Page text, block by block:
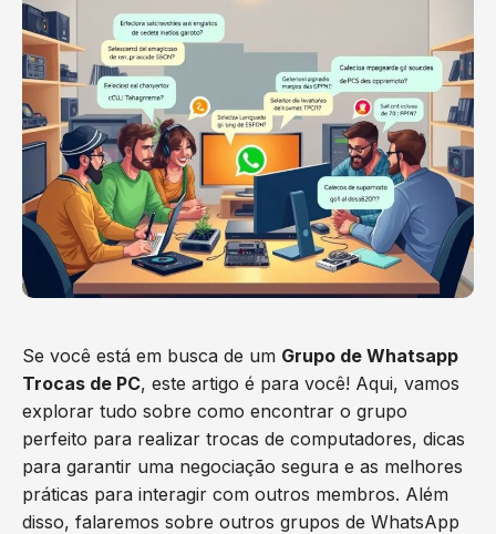
Se você está em busca de um Grupo de Whatsapp
Trocas de PC, este artigo é para você! Aqui, vamos
explorar tudo sobre como encontrar o grupo
perfeito para realizar trocas de computadores, dicas
para garantir uma negociação segura e as melhores
práticas para interagir com outros membros. Além
disso, falaremos sobre outros grupos de WhatsApp